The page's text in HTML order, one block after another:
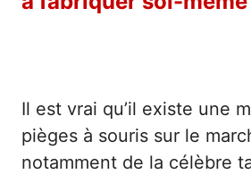
Il est vrai qu’il existe une
pièges à souris sur le
notamment de la célèbre